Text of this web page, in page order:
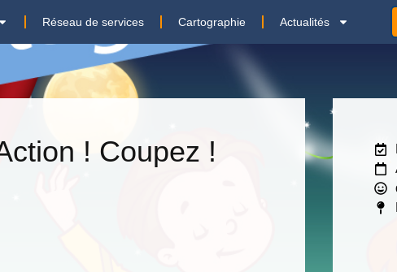
Réseau de services Cartographie Actualités
! Coupez !